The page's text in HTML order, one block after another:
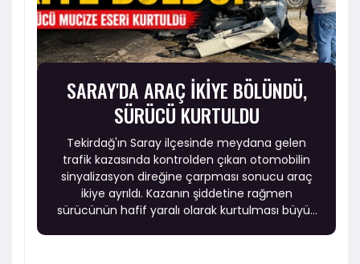
SARAY'DA ARAÇ İKİYE BÖLÜNDÜ,
SÜRÜCÜ KURTULDU
Tekirdağ'ın Saray ilçesinde meydana gelen
trafik kazasında kontrolden çıkan otomobilin
sinyalizasyon direğine çarpması sonucu araç
ikiye ayrıldı. Kazanın şiddetine rağmen
sürücünün hafif yaralı olarak kurtulması büyük